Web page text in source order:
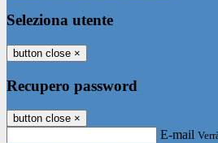
Seleziona utente
button close ×
Recupero password
button close ×
E-mail